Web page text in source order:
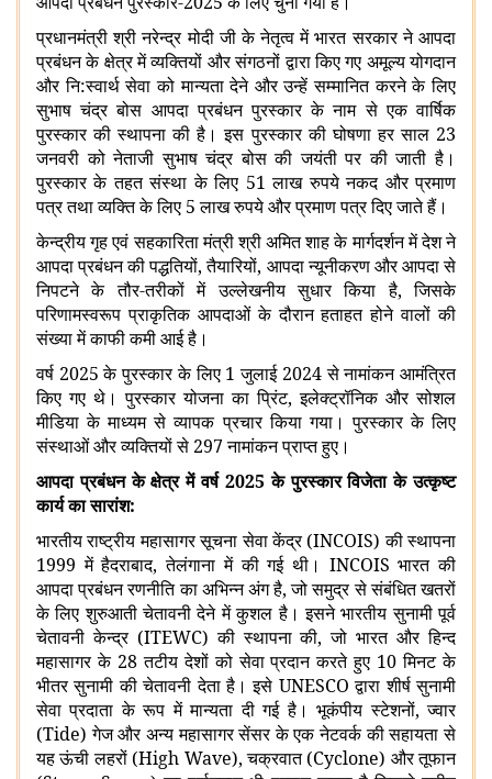
प्रधानमंत्री श्री नरेन्द्र मोदी जी के नेतृत्व में भारत सरकार ने आपदा
प्रबंधन के क्षेत्र में व्यक्तियों और संगठनों द्वारा किए गए अमूल्य योगदान
और नि:स्वार्थ सेवा को मान्यता देने और उन्हें सम्मानित करने के लिए
सुभाष चंद्र बोस आपदा प्रबंधन पुरस्कार के नाम से एक वार्षिक
पुरस्कार की स्थापना की है। इस पुरस्कार की घोषणा हर साल 23
जनवरी को नेताजी सुभाष चंद्र बोस की जयंती पर की जाती है।
पुरस्कार के तहत संस्था के लिए 51 लाख रुपये नकद और प्रमाण
पत्र तथा व्यक्ति के लिए 5 लाख रुपये और प्रमाण पत्र दिए जाते हैं।
केन्द्रीय गृह एवं सहकारिता मंत्री श्री अमित शाह के मार्गदर्शन में देश ने
आपदा प्रबंधन की पद्धतियों, तैयारियों, आपदा न्यूनीकरण और आपदा से
निपटने के तौर-तरीकों में उल्लेखनीय सुधार किया है, जिसके
परिणामस्वरूप प्राकृतिक आपदाओं के दौरान हताहत होने वालों की
संख्या में काफी कमी आई है।
वर्ष 2025 के पुरस्कार के लिए 1 जुलाई 2024 से नामांकन आमंत्रित
किए गए थे। पुरस्कार योजना का प्रिंट, इलेक्ट्रॉनिक और सोशल
मीडिया के माध्यम से व्यापक प्रचार किया गया। पुरस्कार के लिए
संस्थाओं और व्यक्तियों से 297 नामांकन प्राप्त हुए।
आपदा प्रबंधन के क्षेत्र में वर्ष 2025 के पुरस्कार विजेता के उत्कृष्ट
कार्य का सारांश:
भारतीय राष्ट्रीय महासागर सूचना सेवा केंद्र (INCOIS) की स्थापना
1999 में हैदराबाद, तेलंगाना में की गई थी। INCOIS भारत की
आपदा प्रबंधन रणनीति का अभिन्न अंग है, जो समुद्र से संबंधित खतरों
के लिए शुरुआती चेतावनी देने में कुशल है। इसने भारतीय सुनामी पूर्व
चेतावनी केन्द्र (ITEWC) की स्थापना की, जो भारत और हिन्द
महासागर के 28 तटीय देशों को सेवा प्रदान करते हुए 10 मिनट के
भीतर सुनामी की चेतावनी देता है। इसे UNESCO द्वारा शीर्ष सुनामी
सेवा प्रदाता के रूप में मान्यता दी गई है। भूकंपीय स्टेशनों, ज्वार
(Tide) गेज और अन्य महासागर सेंसर के एक नेटवर्क की सहायता से
यह ऊंची लहरों (High Wave), चक्रवात (Cyclone) और तूफान